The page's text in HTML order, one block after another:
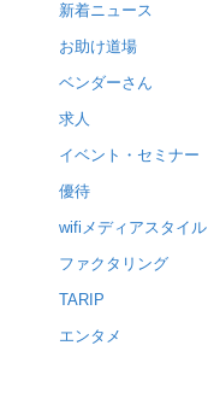
新着ニュース
お助け道場
ベンダーさん
求人
イベント・セミナー
優待
wifiメディアスタイル
ファクタリング
TARIP
エンタメ